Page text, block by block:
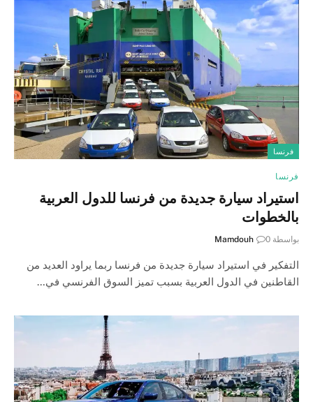
فرنسا
فرنسا
استيراد سيارة جديدة من فرنسا للدول العربية
بالخطوات
بواسطة Mamdouh 0
التفكير في استيراد سيارة جديدة من فرنسا ربما يراود العديد من
القاطنين في الدول العربية بسبب تميز السوق الفرنسي في…